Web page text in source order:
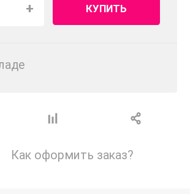
+ КУПИТЬ
Как оформить заказ?